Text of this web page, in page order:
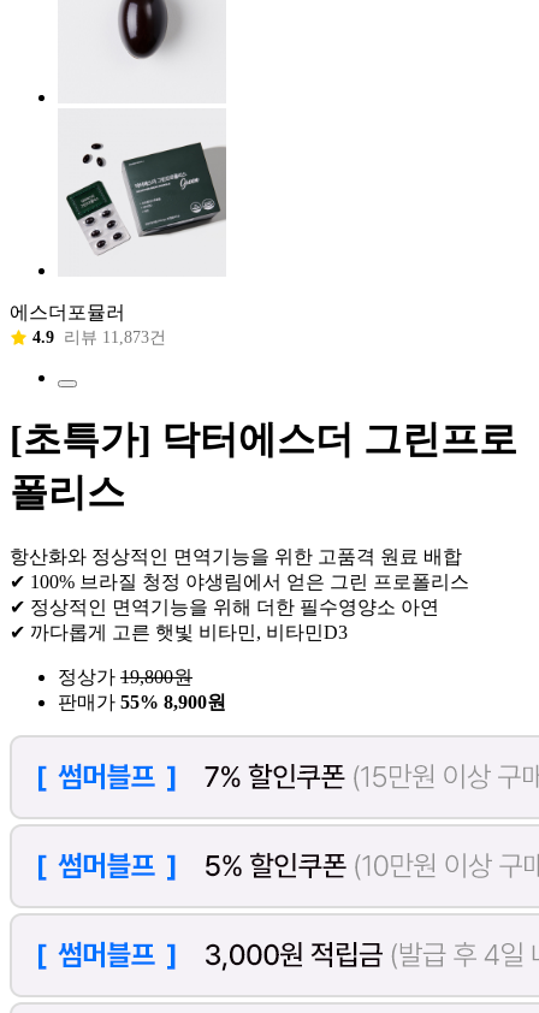
에스더포뮬러
4.9 리뷰 11,873건
[초특가] 닥터에스더 그린프로
폴리스
항산화와 정상적인 면역기능을 위한 고품격 원료 배합
✔ 100% 브라질 청정 야생림에서 얻은 그린 프로폴리스
✔ 정상적인 면역기능을 위해 더한 필수영양소 아연
✔ 까다롭게 고른 햇빛 비타민, 비타민D3
정상가 19,800원
판매가 55% 8,900원